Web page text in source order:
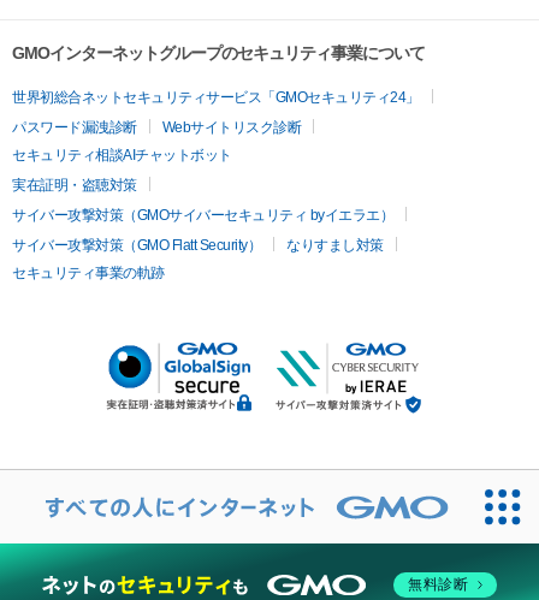
GMOインターネットグループのセキュリティ事業について
世界初総合ネットセキュリティサービス「GMOセキュリティ24」
パスワード漏洩診断
Webサイトリスク診断
セキュリティ相談AIチャットボット
実在証明・盗聴対策
サイバー攻撃対策（GMOサイバーセキュリティ byイエラエ）
サイバー攻撃対策（GMO Flatt Security）
なりすまし対策
セキュリティ事業の軌跡
無料診断